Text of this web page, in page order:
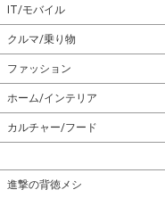
IT/モバイル
クルマ/乗り物
ファッション
ホーム/インテリア
カルチャー/フード
進撃の背徳メシ